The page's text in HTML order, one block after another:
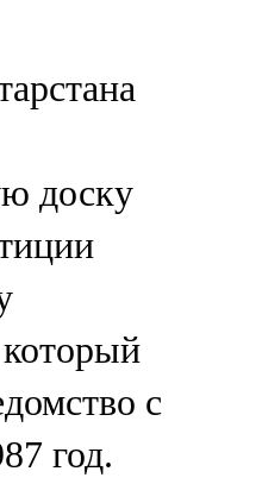
доску
с
год.